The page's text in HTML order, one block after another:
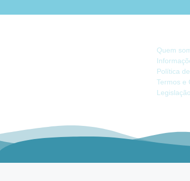
Quem
Política
Termos e